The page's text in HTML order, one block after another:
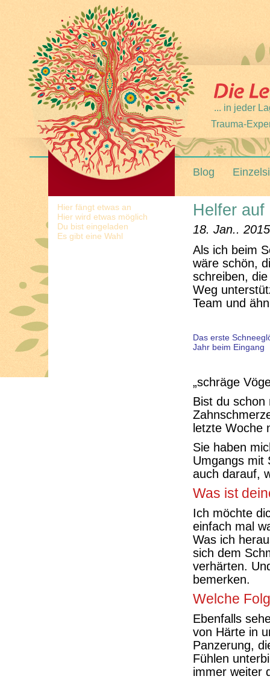
... in jeder
Trauma-
Blog
Hier fängt etwas an
Hier wird etwas möglich
Du bist eingeladen
Es gibt eine Wahl
Helfer auf
18. Jan.. 2015
Als ich beim
wäre schön,
schreiben,
Weg
Team und
Das erste
Jahr beim Eingang
„schräge
Bist du schon
letzte Woche
Sie haben
Umgangs mit
auch darauf,
Was ist
Ich möchte
einfach mal
Was ich
sich dem
verhärten.
bemerken.
Welche
Ebenfalls
von Härte in
Panzerung,
Fühlen
immer weiter